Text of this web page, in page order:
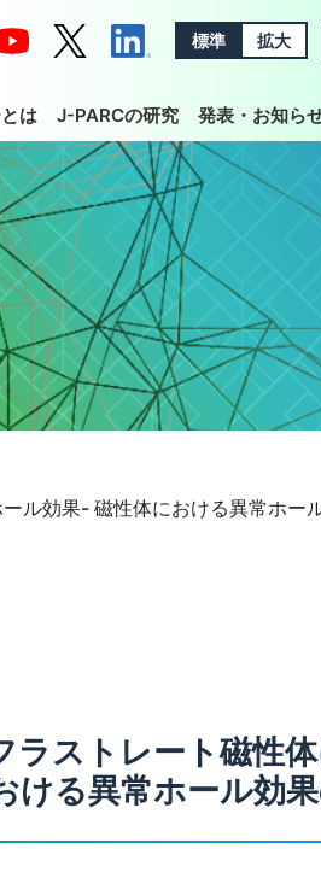
標準 拡大
は J-PARCの研究 発表・お知ら
ル効果- 磁性体における異常ホー
ラストレート磁性
ける異常ホール効